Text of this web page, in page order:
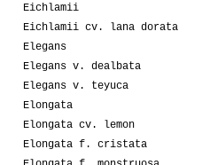
Eichlamii
Eichlamii cv. lana dorata
Elegans
Elegans v. dealbata
Elegans v. teyuca
Elongata
Elongata cv. lemon
Elongata f. cristata